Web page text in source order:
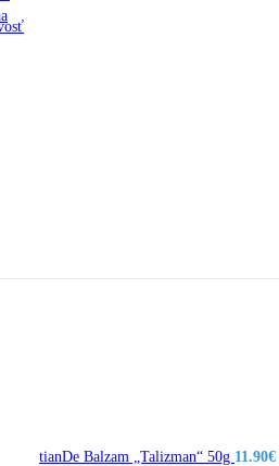
tianDe Balzam „Talizman“ 50g 11.90€